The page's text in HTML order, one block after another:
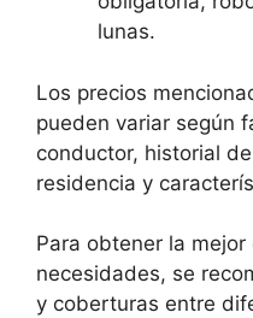
lunas.
Los precios
pueden variar según
conductor, historial
residencia y
Para obtener la
necesidades, se
y coberturas entre